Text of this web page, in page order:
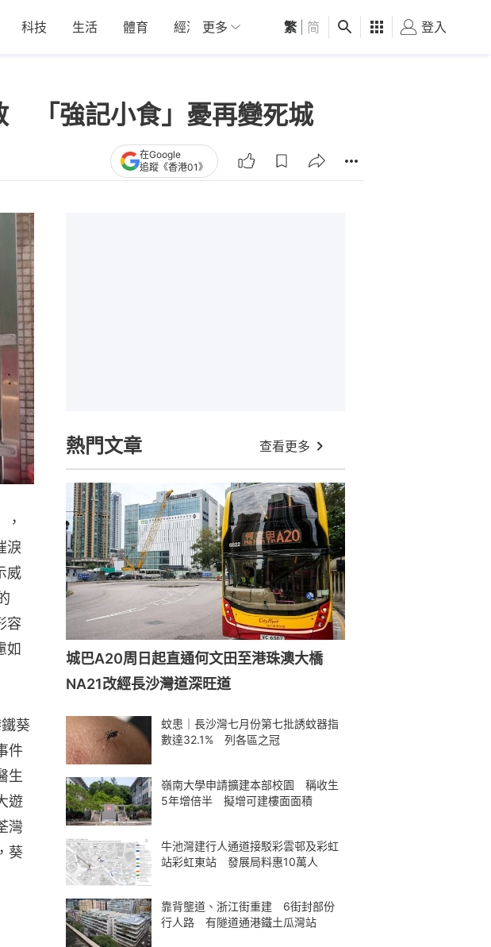
科技 生活 體育 經濟 01深圳 觀點 健康 好食玩飛
更多 繁 简 登入
「強記小食」憂再變死城
在Google
追蹤《香港01》
淚
威
容
如
葵
件
生
遊
灣
葵
熱門文章 查看更多
城巴A20周日起直通何文田至港珠澳大橋
NA21改經長沙灣道深旺道
蚊患｜長沙灣七月份第七批誘蚊器指
數達32.1% 列各區之冠
嶺南大學申請擴建本部校園 稱收生
5年增倍半 擬增可建樓面面積
牛池灣建行人通道接駁彩雲邨及彩虹
站彩虹東站 發展局料惠10萬人
靠背壟道、浙江街重建 6街封部份
行人路 有隧道通港鐵土瓜灣站